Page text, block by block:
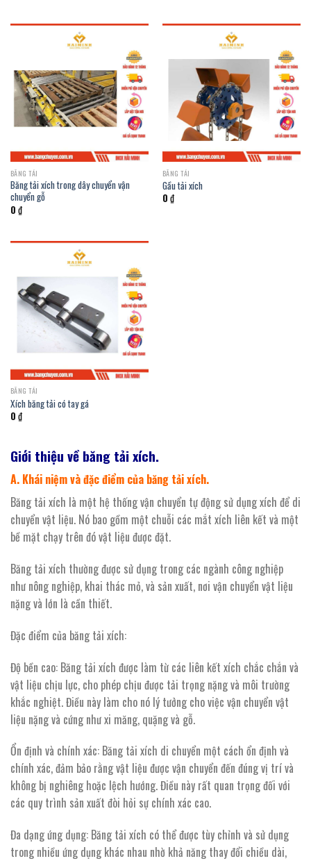
BĂNG TẢI
Băng tải xích trong dây chuyển vận
chuyển gỗ
0 ₫
BĂNG TẢI
Gầu tải xích
0 ₫
BĂNG TẢI
Xích băng tải có tay gá
0 ₫
Giới thiệu về băng tải xích.
A. Khái niệm và đặc điểm của băng tải xích.
Băng tải xích là một hệ thống vận chuyển tự động sử dụng xích để di
chuyển vật liệu. Nó bao gồm một chuỗi các mắt xích liên kết và một
bề mặt chạy trên đó vật liệu được đặt.
Băng tải xích thường được sử dụng trong các ngành công nghiệp
như nông nghiệp, khai thác mỏ, và sản xuất, nơi vận chuyển vật liệu
nặng và lớn là cần thiết.
Đặc điểm của băng tải xích:
Độ bền cao: Băng tải xích được làm từ các liên kết xích chắc chắn và
vật liệu chịu lực, cho phép chịu được tải trọng nặng và môi trường
khắc nghiệt. Điều này làm cho nó lý tưởng cho việc vận chuyển vật
liệu nặng và cứng như xi măng, quặng và gỗ.
Ổn định và chính xác: Băng tải xích di chuyển một cách ổn định và
chính xác, đảm bảo rằng vật liệu được vận chuyển đến đúng vị trí và
không bị nghiêng hoặc lệch hướng. Điều này rất quan trọng đối với
các quy trình sản xuất đòi hỏi sự chính xác cao.
Đa dạng ứng dụng: Băng tải xích có thể được tùy chỉnh và sử dụng
trong nhiều ứng dụng khác nhau nhờ khả năng thay đổi chiều dài,